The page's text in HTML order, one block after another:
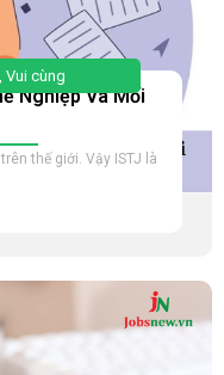
, Vui cùng
Nghiệp Và Mối
thế giới. Vậy ISTJ là